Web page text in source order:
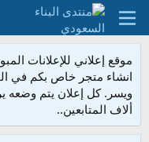
موقع إعلاني للإعلانات
انشاء متجر خاص بكم في
ويسر. كل إعلان يتم وضعه
ألاف المتابعين..